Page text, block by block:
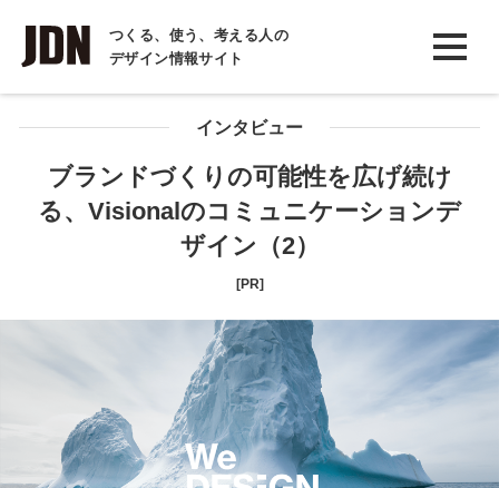
つくる、使う、考える人の
デザイン情報サイト
INTERVIEW
インタビュー
REPORT
COLUMN
インタビュー
ブランドづくりの可能性を広げ続け
る、Visionalのコミュニケーションデ
ザイン（2）
[PR]